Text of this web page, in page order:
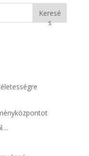
Keresé
s